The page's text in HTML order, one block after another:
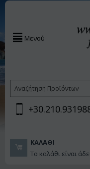
Μενού
ΚΑΛΆΘΙ
Το καλάθι είναι